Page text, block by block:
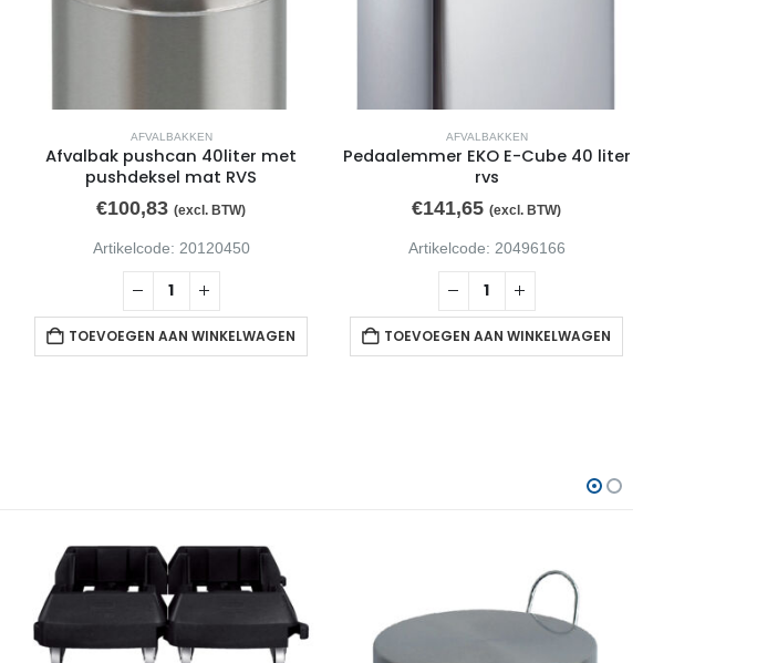
AFVALBAKKEN
Afvalbak pushcan 40liter met
pushdeksel mat RVS
€100,83 (excl. BTW)
Artikelcode: 20120450
TOEVOEGEN AAN WINKELWAGEN
AFVALBAKKEN
Pedaalemmer EKO E-Cube 40 liter
rvs
€141,65 (excl. BTW)
Artikelcode: 20496166
TOEVOEGEN AAN WINKELWAGEN